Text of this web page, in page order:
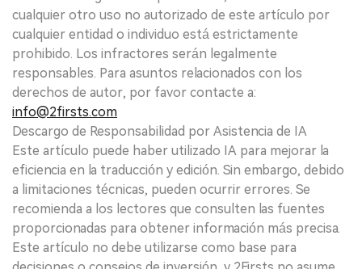
cualquier otro uso no autorizado de este artículo por
cualquier entidad o individuo está estrictamente
prohibido. Los infractores serán legalmente
responsables. Para asuntos relacionados con los
derechos de autor, por favor contacte a:
info@2firsts.com
Descargo de Responsabilidad por Asistencia de IA
Este artículo puede haber utilizado IA para mejorar la
eficiencia en la traducción y edición. Sin embargo, debido
a limitaciones técnicas, pueden ocurrir errores. Se
recomienda a los lectores que consulten las fuentes
proporcionadas para obtener información más precisa.
Este artículo no debe utilizarse como base para